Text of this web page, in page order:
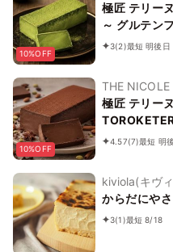
10%OFF
極匠 テリー
～ グルテン
味さとなる
3(2)最短 明後日
10%OFF
THE NICOLE
極匠 テリー
厚な口溶け
4.57(7)最短 明
kiviola(キヴ
からだにや
3(1)最短 8/18